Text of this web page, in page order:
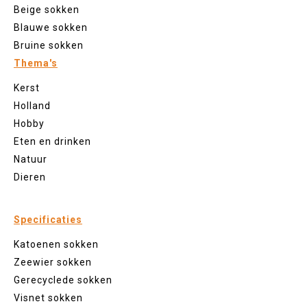
Beige sokken
Blauwe sokken
Bruine sokken
Thema's
Kerst
Holland
Hobby
Eten en drinken
Natuur
Dieren
Specificaties
Katoenen sokken
Zeewier sokken
Gerecyclede sokken
Visnet sokken